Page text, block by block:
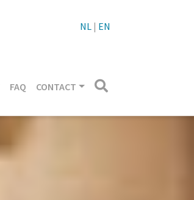
NL | EN
FAQ CONTACT